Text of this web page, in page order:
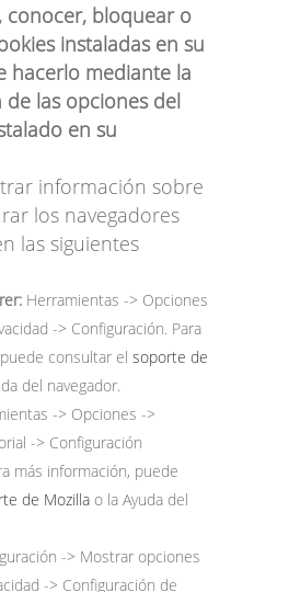
conocer, bloquear o
instaladas en su
hacerlo mediante la
las opciones del
en su
información sobre
los navegadores
las siguientes
Herramientas -> Opciones
-> Configuración. Para
consultar el soporte de
del navegador.
-> Opciones ->
-> Configuración
más información, puede
de Mozilla o la Ayuda del
-> Mostrar opciones
-> Configuración de